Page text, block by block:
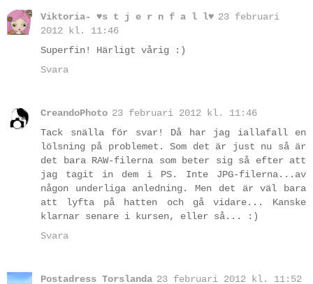
Viktoria- ♥s t j e r n f a l l♥ 23 februari
2012 kl. 11:46
Superfin! Härligt vårig :)
Svara
CreandoPhoto 23 februari 2012 kl. 11:46
Tack snälla för svar! Då har jag iallafall en
lölsning på problemet. Som det är just nu så är
det bara RAW-filerna som beter sig så efter att
jag tagit in dem i PS. Inte JPG-filerna...av
någon underliga anledning. Men det är väl bara
att lyfta på hatten och gå vidare... Kanske
klarnar senare i kursen, eller så... :)
Svara
Postadress Torslanda 23 februari 2012 kl. 11:52